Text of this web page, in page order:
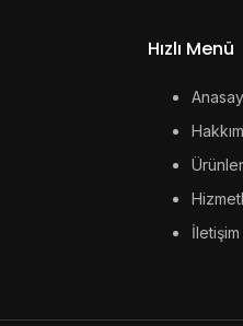
Hızlı Menü
İletişim